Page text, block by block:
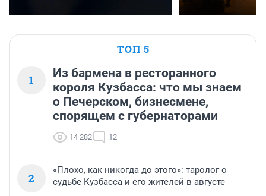
ТОП 5
1
Из бармена в ресторанного
короля Кузбасса: что мы знаем
о Печерском, бизнесмене,
спорящем с губернаторами
14 282 12
2
«Плохо, как никогда до этого»: таролог о
судьбе Кузбасса и его жителей в августе